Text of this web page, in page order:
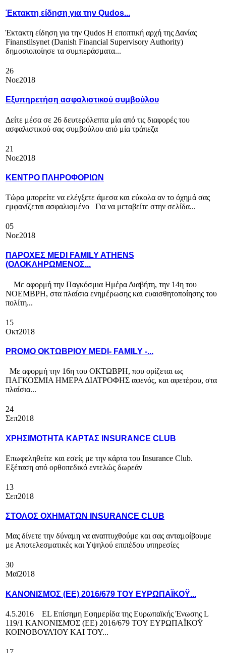
Έκτακτη είδηση για την Qudos...
Έκτακτη είδηση για την Qudos Η εποπτική αρχή της Δανίας
Finanstilsynet (Danish Financial Supervisory Authority)
δημοσιοποίησε τα συμπεράσματα...
26
Νοε2018
Εξυπηρετήση ασφαλιστικού συμβούλου
Δείτε μέσα σε 26 δευτερόλεπτα μία από τις διαφορές του
ασφαλιστικού σας συμβούλου από μία τράπεζα
21
Νοε2018
ΚΕΝΤΡΟ ΠΛΗΡΟΦΟΡΙΩΝ
Τώρα μπορείτε να ελέγξετε άμεσα και εύκολα αν το όχημά σας
εμφανίζεται ασφαλισμένο Για να μεταβείτε στην σελίδα...
05
Νοε2018
ΠΑΡΟΧΕΣ MEDI FAMILY ATHENS
(ΟΛΟΚΛΗΡΩΜΕΝΟΣ...
Με αφορμή την Παγκόσμια Ημέρα Διαβήτη, την 14η του
ΝΟΕΜΒΡΗ, στα πλαίσια ενημέρωσης και ευαισθητοποίησης του
πολίτη...
15
Οκτ2018
PROMO ΟΚΤΩΒΡΙΟΥ MEDI- FAMILY -...
Με αφορμή την 16η του ΟΚΤΩΒΡΗ, που ορίζεται ως
ΠΑΓΚΟΣΜΙΑ ΗΜΕΡΑ ΔΙΑΤΡΟΦΗΣ αφενός, και αφετέρου, στα
πλαίσια...
24
Σεπ2018
ΧΡΗΣΙΜΟΤΗΤΑ ΚΑΡΤΑΣ INSURANCE CLUB
Επωφεληθείτε και εσείς με την κάρτα του Insurance Club.
Εξέταση από ορθοπεδικό εντελώς δωρεάν
13
Σεπ2018
ΣΤΟΛΟΣ ΟΧΗΜΑΤΩΝ INSURANCE CLUB
Μας δίνετε την δύναμη να αναπτυχθούμε και σας ανταμοίβουμε
με Αποτελεσματικές και Υψηλού επιπέδου υπηρεσίες
30
Μαϊ2018
ΚΑΝΟΝΙΣΜΌΣ (ΕΕ) 2016/679 ΤΟΥ ΕΥΡΩΠΑΪΚΟΫ...
4.5.2016 EL Επίσημη Εφημερίδα της Ευρωπαϊκής Ένωσης L
119/1 ΚΑΝΟΝΙΣΜΌΣ (ΕΕ) 2016/679 ΤΟΥ ΕΥΡΩΠΑΪΚΟΫ
ΚΟΙΝΟΒΟΥΛΊΟΥ ΚΑΙ ΤΟΥ...